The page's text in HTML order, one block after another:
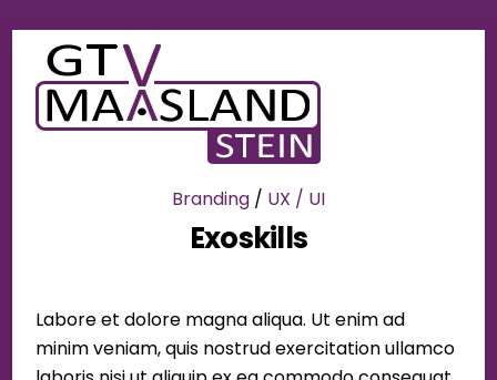
content
Branding / UX / UI
Exoskills
Labore et dolore magna aliqua. Ut enim ad
minim veniam, quis nostrud exercitation ullamco